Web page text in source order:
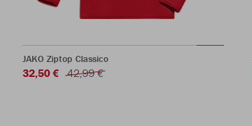
JAKO Ziptop Classico
32,50 € 42,99 €